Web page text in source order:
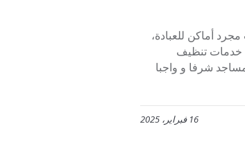
ليست مجرد أماكن للعبادة،
خدمات تنظيف
المساجد شرفا و واجبا
16 فبراير، 2025